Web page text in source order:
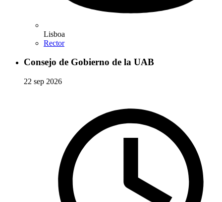
Lisboa
Rector
Consejo de Gobierno de la UAB
22 sep 2026